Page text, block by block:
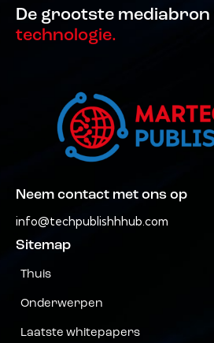
De grootste
technologie.
Neem contact met ons op
info@techpublishhhub.com
Sitemap
Thuis
Onderwerpen
Laatste whitepapers